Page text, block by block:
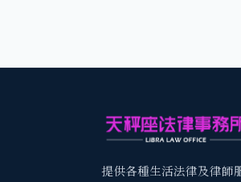
提供各種生活法律及律師